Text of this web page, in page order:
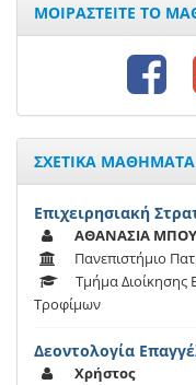
ΜΟΙΡΑΣΤΕΙΤΕ ΤΟ
ΣΧΕΤΙΚΑ ΜΑΘΗΜΑΤΑ
Επιχειρησιακή
ΑΘΑΝΑΣΙΑ
Πανεπιστήμιο
Τμήμα Διοίκησης
Τροφίμων
Δεοντολογία
Χρήστος